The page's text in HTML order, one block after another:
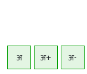
अ अ+ अ-